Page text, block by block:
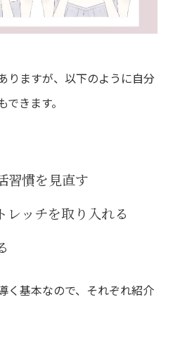
りますが、以下のように自分
きます。
習慣を見直す
レッチを取り入れる
く基本なので、それぞれ紹介